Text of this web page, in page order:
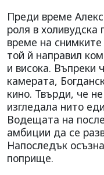
Преди време
роля в
време на
той й направил
и висока. Въпреки
камерата,
кино. Твърди, че
изгледала нито
Водещата на
амбиции да се
Напоследък
поприще.